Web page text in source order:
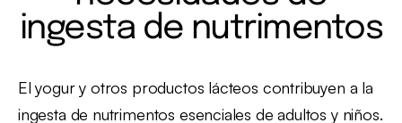
ingesta de nutrimentos
El yogur y otros productos lácteos contribuyen a la
ingesta de nutrimentos esenciales de adultos y niños.